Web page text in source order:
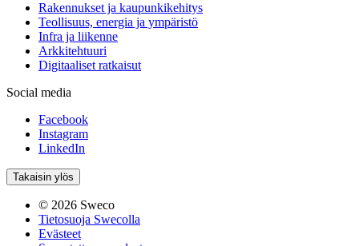
Rakennukset ja kaupunkikehitys
Teollisuus, energia ja ympäristö
Infra ja liikenne
Arkkitehtuuri
Digitaaliset ratkaisut
Social media
Facebook
Instagram
LinkedIn
Takaisin ylös
© 2026 Sweco
Tietosuoja Swecolla
Evästeet